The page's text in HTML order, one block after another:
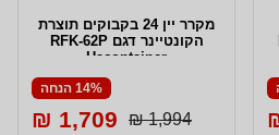
מקרר יין 24 בקבוקים תוצרת
הקונטיינר דגם RFK-62P
Hacontainer
14% הנחה
1,994 ₪
1,709 ₪